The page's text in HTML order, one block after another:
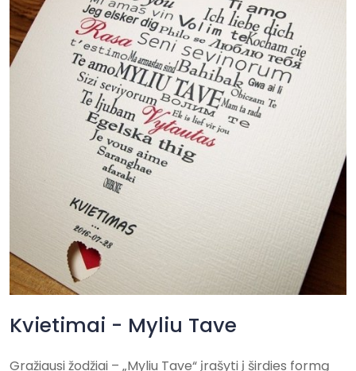
Kvietimai - Myliu Tave
Gražiausi žodžiai – „Myliu Tave“ įrašyti į širdies formą